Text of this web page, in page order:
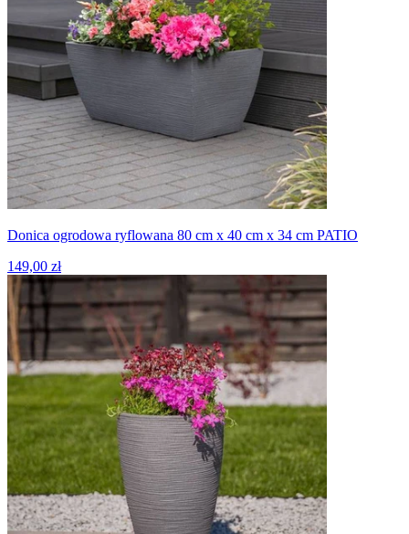
Donica ogrodowa ryflowana 80 cm x 40 cm x 34 cm PATIO
149,00 zł